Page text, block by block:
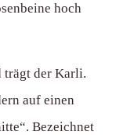
hoch
trägt der Karli.
auf einen
Bezeichnet